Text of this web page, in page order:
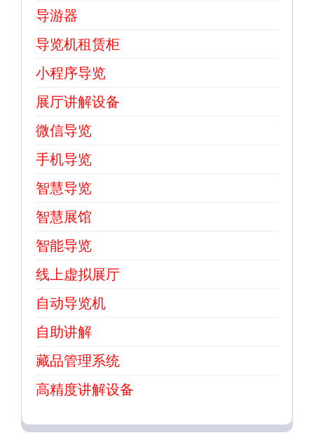
导游器
导览机租赁柜
小程序导览
展厅讲解设备
微信导览
手机导览
智慧导览
智慧展馆
智能导览
线上虚拟展厅
自动导览机
自助讲解
藏品管理系统
高精度讲解设备